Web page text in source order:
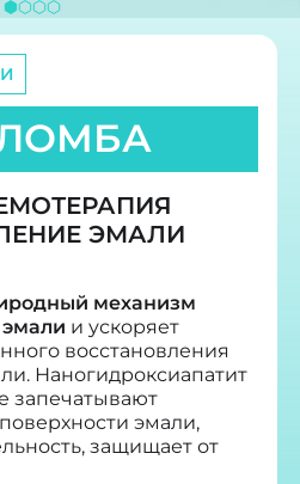
ЭМАЛИ
механизм
и ускоряет
восстановления
Наногидроксиапатит
запечатывают
эмали,
защищает от